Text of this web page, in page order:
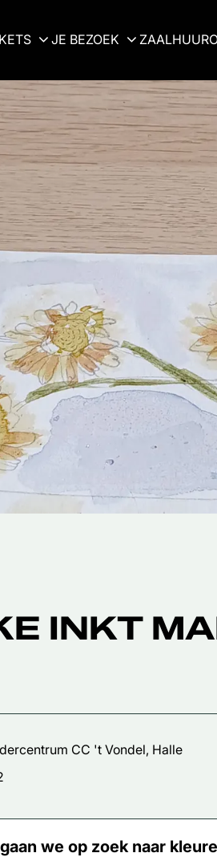
JE BEZOEK ZAALHUUR
INKT
CC 't Vondel, Halle
we op zoek naar